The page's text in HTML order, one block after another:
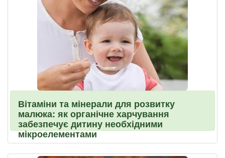
Вітаміни та мінерали для розвитку
малюка: як органічне харчування
забезпечує дитину необхідними
мікроелементами